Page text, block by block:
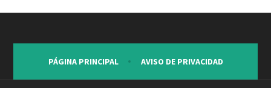
PÁGINA PRINCIPAL AVISO DE PRIVACIDAD